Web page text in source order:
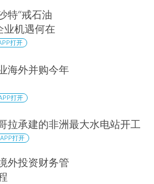
特“戒石油
业机遇何在
打开
海外并购今年
打开
拉承建的非洲最大水电站开工
APP打开
外投资财务管